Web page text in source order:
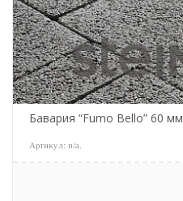
Бавария “Fumo Bello” 60 мм
Артикул: n/a